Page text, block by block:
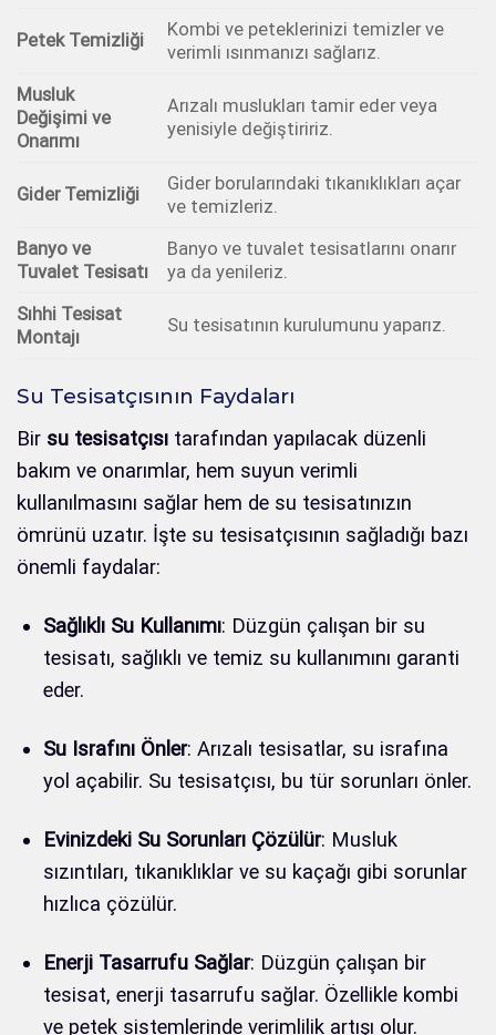
Petek Temizliği
Kombi ve peteklerinizi temizler ve
verimli ısınmanızı sağlarız.
Musluk
Değişimi ve
Onarımı
Arızalı muslukları tamir eder veya
yenisiyle değiştiririz.
Gider Temizliği
Gider borularındaki tıkanıklıkları açar
ve temizleriz.
Banyo ve
Tuvalet Tesisatı
Banyo ve tuvalet tesisatlarını onarır
ya da yenileriz.
Sıhhi Tesisat
Montajı
Su tesisatının kurulumunu yaparız.
Su Tesisatçısının Faydaları
Bir su tesisatçısı tarafından yapılacak düzenli
bakım ve onarımlar, hem suyun verimli
kullanılmasını sağlar hem de su tesisatınızın
ömrünü uzatır. İşte su tesisatçısının sağladığı bazı
önemli faydalar:
Sağlıklı Su Kullanımı: Düzgün çalışan bir su
tesisatı, sağlıklı ve temiz su kullanımını garanti
eder.
Su Israfını Önler: Arızalı tesisatlar, su israfına
yol açabilir. Su tesisatçısı, bu tür sorunları önler.
Evinizdeki Su Sorunları Çözülür: Musluk
sızıntıları, tıkanıklıklar ve su kaçağı gibi sorunlar
hızlıca çözülür.
Enerji Tasarrufu Sağlar: Düzgün çalışan bir
tesisat, enerji tasarrufu sağlar. Özellikle kombi
ve petek sistemlerinde verimlilik artışı olur.